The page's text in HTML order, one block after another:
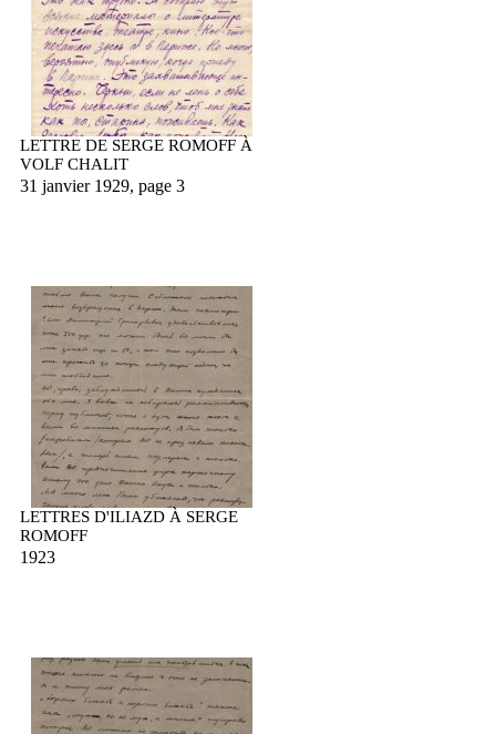
LETTRE DE SERGE ROMOFF À
VOLF CHALIT
31 janvier 1929, page 3
LETTRES D'ILIAZD À SERGE
ROMOFF
1923